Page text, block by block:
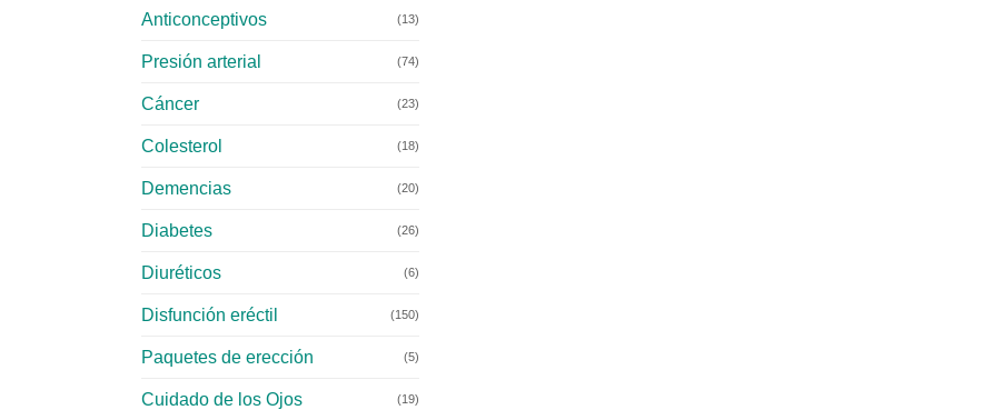
Anticonceptivos (13)
Presión arterial (74)
Cáncer (23)
Colesterol (18)
Demencias (20)
Diabetes (26)
Diuréticos (6)
Disfunción eréctil (150)
Paquetes de erección (5)
Cuidado de los Ojos (19)